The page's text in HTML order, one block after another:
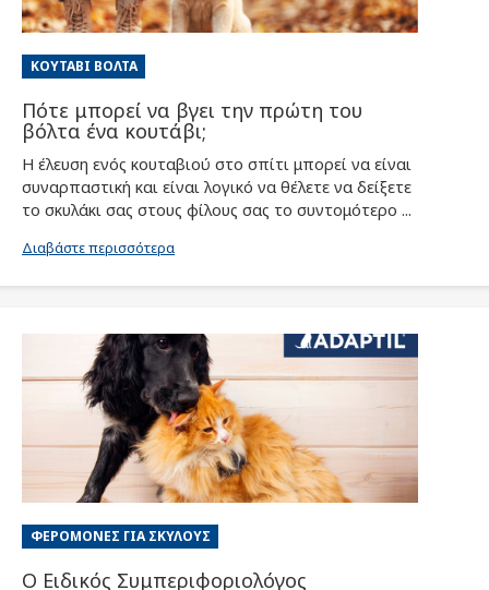
ΚΟΥΤΆΒΙ ΒΌΛΤΑ
Πότε μπορεί να βγει την πρώτη του
βόλτα ένα κουτάβι;
Η έλευση ενός κουταβιού στο σπίτι μπορεί να είναι
συναρπαστική και είναι λογικό να θέλετε να δείξετε
το σκυλάκι σας στους φίλους σας το συντομότερο ...
Διαβάστε περισσότερα
ΦΕΡΟΜΌΝΕΣ ΓΙΑ ΣΚΎΛΟΥΣ
Ο Ειδικός Συμπεριφοριολόγος